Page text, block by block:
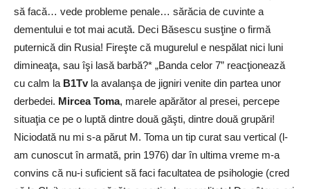
să facă… vede probleme penale… sărăcia de cuvinte a
dementului e tot mai acută. Deci Băsescu susţine o firmă
puternică din Rusia! Fireşte că mugurelul e nespălat nici luni
dimineaţa, sau îşi lasă barbă?* „Banda celor 7” reacţionează
cu calm la B1Tvla avalanşa de jigniri venite din partea unor
derbedei. Mircea Toma, marele apărător al presei, percepe
situaţia ce pe o luptă dintre două găşti, dintre două grupări!
Niciodată nu mi s-a părut M. Toma un tip curat sau vertical (l-
am cunoscut în armată, prin 1976) dar în ultima vreme m-a
convins că nu-i suficient să faci facultatea de psihologie (cred